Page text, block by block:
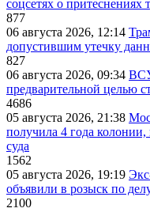
соцсетях о притеснениях
877
06 августа 2026, 12:14
допустившим утечку
827
06 августа 2026, 09:34
предварительной целью
4686
05 августа 2026, 21:38
получила 4 года
суда
1562
05 августа 2026, 19:19
объявили в розыск по
2100